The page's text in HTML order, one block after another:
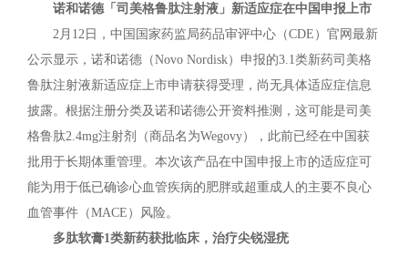
诺和诺德「司美格鲁肽注射液」新适应症在中国申报上市
2月12日，中国国家药监局药品审评中心（CDE）官网最新
公示显示，诺和诺德（Novo Nordisk）申报的3.1类新药司美格
鲁肽注射液新适应症上市申请获得受理，尚无具体适应症信息
披露。根据注册分类及诺和诺德公开资料推测，这可能是司美
格鲁肽2.4mg注射剂（商品名为Wegovy），此前已经在中国获
批用于长期体重管理。本次该产品在中国申报上市的适应症可
能为用于低已确诊心血管疾病的肥胖或超重成人的主要不良心
血管事件（MACE）风险。
多肽软膏1类新药获批临床，治疗尖锐湿疣